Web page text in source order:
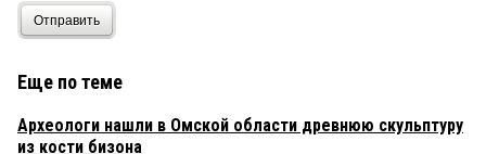
Отправить
Еще по теме
Археологи нашли в Омской области древнюю скульптуру
из кости бизона